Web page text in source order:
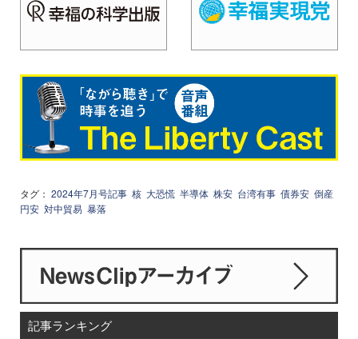
タグ： 2024年7月号記事 核 大恐慌 半導体 株安 台湾有事 債券安 倒産
円安 対中貿易 暴落
記事ランキング